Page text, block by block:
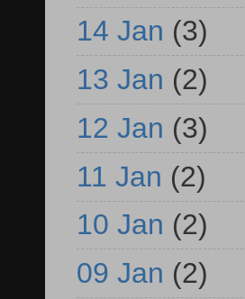
14 Jan (3)
13 Jan (2)
12 Jan (3)
11 Jan (2)
10 Jan (2)
09 Jan (2)